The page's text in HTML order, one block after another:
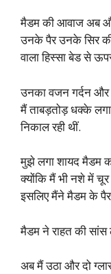
मैडम की आवाज अब
उनके पैर उनके सिर
वाला हिस्सा बेड से
उनका वजन गर्दन और
मैं ताबड़तोड़ धक्के
निकाल रही थीं.
मुझे लगा शायद मैडम को
क्योंकि मैं भी नशे में चूर
इसलिए मैंने मैडम के पैर
मैडम ने राहत की
अब मैं उठा और दो